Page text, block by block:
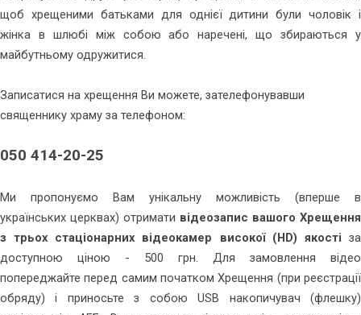
щоб хрещеними батьками для однієї дитини були чоловік і
жінка в шлюбі між собою або наречені, що збираються у
майбутньому одружитися.
Записатися на хрещення Ви можете, зателефонувавши
священнику храму за телефоном:
050 414-20-25
Ми пропонуємо Вам унікальну можливість (вперше в
українських церквах) отримати відеозапис вашого Хрещення
з трьох стаціонарних відеокамер високої (HD) якості за
доступною ціною - 500 грн. Для замовлення відео
попереджайте перед самим початком Хрещення (при реєстрації
обряду) і приносьте з собою USB накопичувач (флешку)